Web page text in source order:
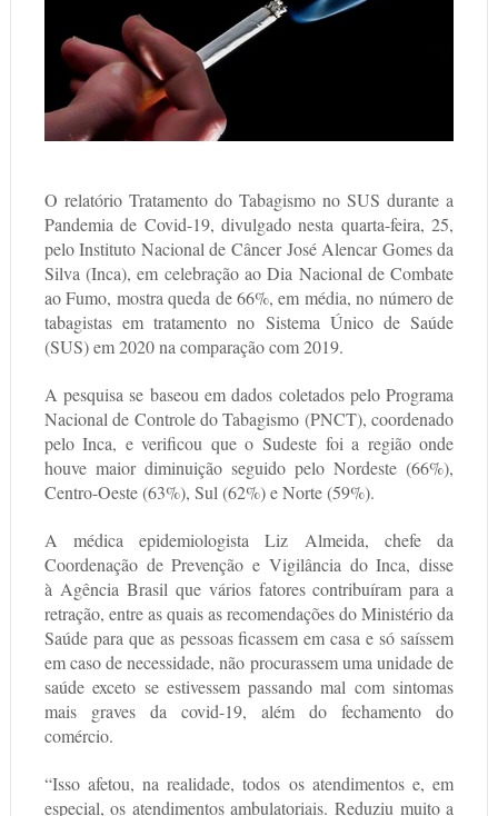
O relatório Tratamento do Tabagismo no SUS durante a
Pandemia de Covid-19, divulgado nesta quarta-feira, 25,
pelo Instituto Nacional de Câncer José Alencar Gomes da
Silva (Inca), em celebração ao Dia Nacional de Combate
ao Fumo, mostra queda de 66%, em média, no número de
tabagistas em tratamento no Sistema Único de Saúde
(SUS) em 2020 na comparação com 2019.
A pesquisa se baseou em dados coletados pelo Programa
Nacional de Controle do Tabagismo (PNCT), coordenado
pelo Inca, e verificou que o Sudeste foi a região onde
houve maior diminuição seguido pelo Nordeste (66%),
Centro-Oeste (63%), Sul (62%) e Norte (59%).
A médica epidemiologista Liz Almeida, chefe da
Coordenação de Prevenção e Vigilância do Inca, disse
à Agência Brasil que vários fatores contribuíram para a
retração, entre as quais as recomendações do Ministério da
Saúde para que as pessoas ficassem em casa e só saíssem
em caso de necessidade, não procurassem uma unidade de
saúde exceto se estivessem passando mal com sintomas
mais graves da covid-19, além do fechamento do
comércio.
“Isso afetou, na realidade, todos os atendimentos e, em
especial, os atendimentos ambulatoriais. Reduziu muito a